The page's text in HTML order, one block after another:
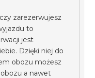
zarezerwujesz
to
jest
Dzięki niej do
obozu możesz
a nawet